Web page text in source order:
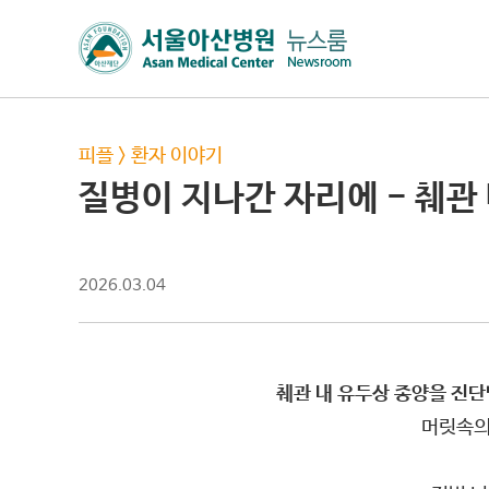
피플 > 환자 이야기
질병이 지나간 자리에 - 췌
2026.03.04
췌관 내 유두상 종양을 진
머릿속